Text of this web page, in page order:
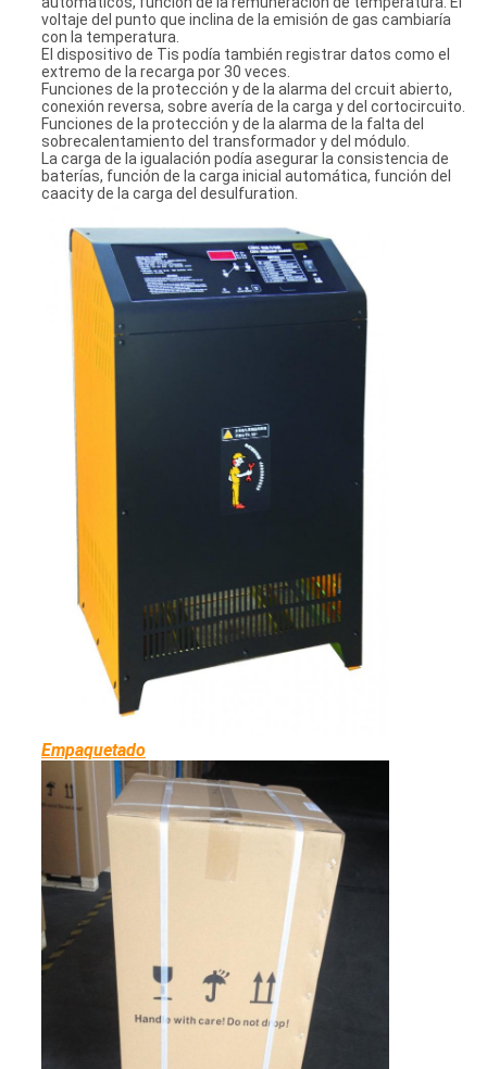
voltaje del punto que inclina de la emisión de gas cambiaría
con la temperatura.
El dispositivo de Tis podía también registrar datos como el
extremo de la recarga por 30 veces.
Funciones de la protección y de la alarma del crcuit abierto,
conexión reversa, sobre avería de la carga y del cortocircuito.
Funciones de la protección y de la alarma de la falta del
sobrecalentamiento del transformador y del módulo.
La carga de la igualación podía asegurar la consistencia de
baterías, función de la carga inicial automática, función del
caacity de la carga del desulfuration.
Empaquetado